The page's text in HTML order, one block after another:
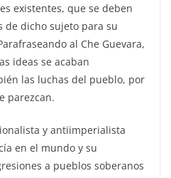
existentes, que se deben
dicho sujeto para su
al Che Guevara,
ideas se acaban
las luchas del pueblo, por
parezcan.
y antiimperialista
en el mundo y su
a pueblos soberanos